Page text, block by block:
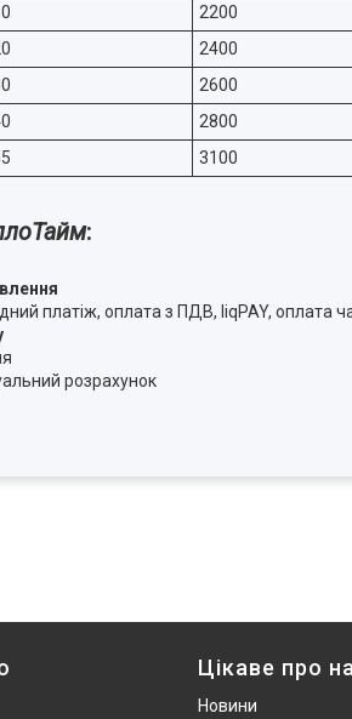
2200
2400
2600
2800
3100
:
платіж, оплата з ПДВ, liqPAY, оплата
розрахунок
Цікаве про
Новини